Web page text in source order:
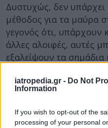
iatropedia.gr - Do Not
Information
If you wish to opt-out of the
processing of your personal
Δυστυχώς, δεν υπάρχει
μέθοδος για τα μαύρα
γεγονός ότι, υπάρχουν
άλλες αλοιφές, αυτές
εξαλείψουν τα σημάδια
την αιτία του
μια εξαιρετική
θαύματα για το δέρμα
ότι πρόκειται για μια
χωρίς παρενέργειες.